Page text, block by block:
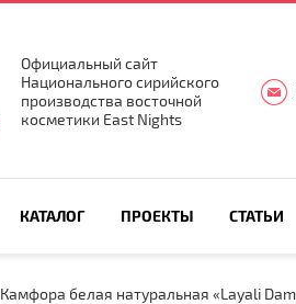
Официальный сайт
Национального сирийского
производства восточной
косметики East Nights
КАТАЛОГ ПРОЕКТЫ СТАТЬИ
Камфора белая натуральная «Layali